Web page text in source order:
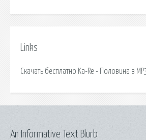
Links
Скачать бесплатно Ka-Re - Половина в
An Informative Text Blurb